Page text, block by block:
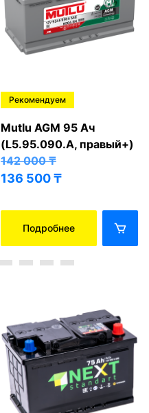
Рекомендуем
Mutlu AGM 95 Ач
(L5.95.090.A, правый+)
142 000₸
136 500₸
Подробнее